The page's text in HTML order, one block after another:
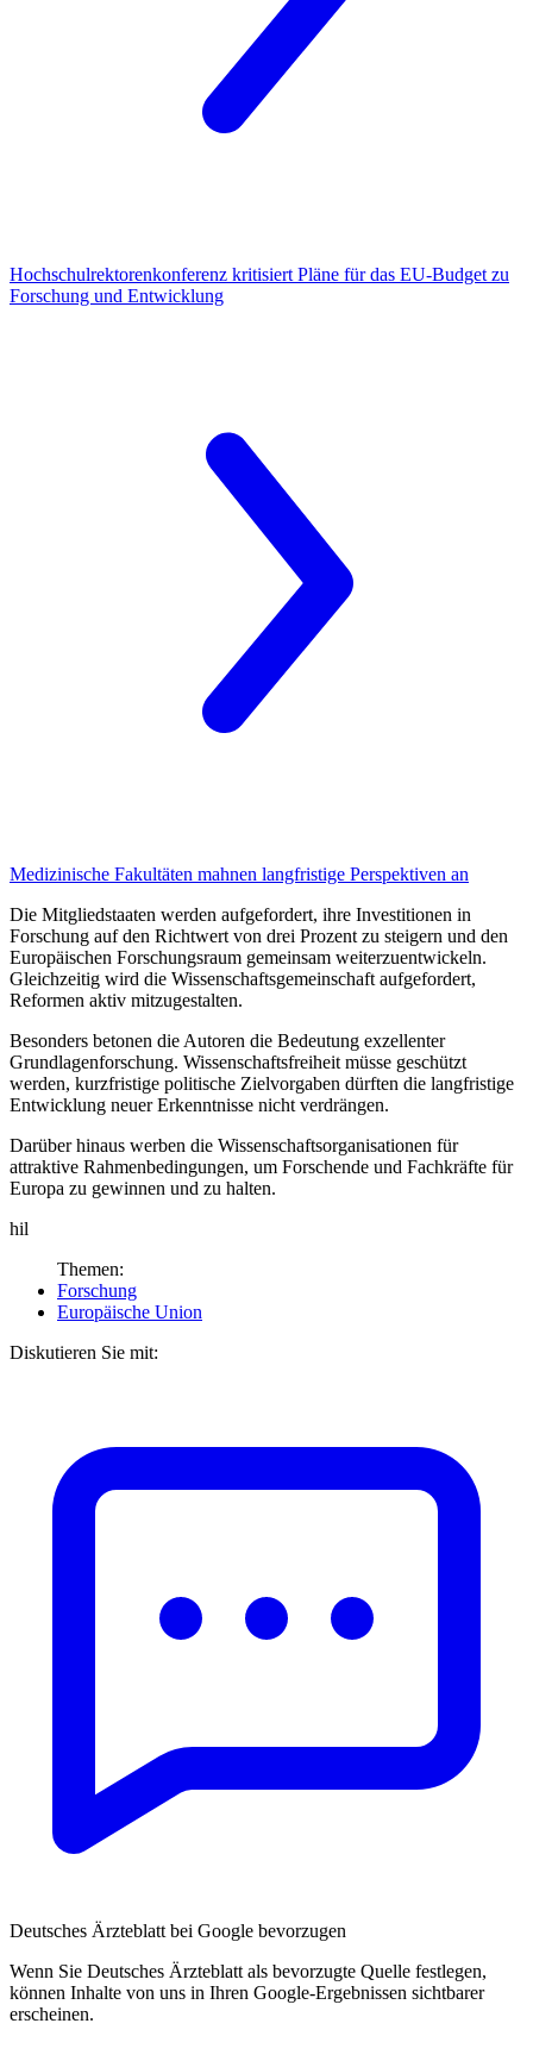
Hochschulrektorenkonferenz kritisiert Pläne für das EU-Budget zu
Forschung und Entwicklung
Medizinische Fakultäten mahnen langfristige Perspektiven an
Die Mitgliedstaaten werden aufgefordert, ihre Investitionen in
Forschung auf den Richtwert von drei Prozent zu steigern und den
Europäischen Forschungsraum gemeinsam weiterzuentwickeln.
Gleichzeitig wird die Wissenschaftsgemeinschaft aufgefordert,
Reformen aktiv mitzugestalten.
Besonders betonen die Autoren die Bedeutung exzellenter
Grundlagenforschung. Wissenschaftsfreiheit müsse geschützt
werden, kurzfristige politische Zielvorgaben dürften die langfristige
Entwicklung neuer Erkenntnisse nicht verdrängen.
Darüber hinaus werben die Wissenschaftsorganisationen für
attraktive Rahmenbedingungen, um Forschende und Fachkräfte für
Europa zu gewinnen und zu halten.
hil
Themen:
Forschung
Europäische Union
Diskutieren Sie mit:
Deutsches Ärzteblatt bei Google bevorzugen
Wenn Sie Deutsches Ärzteblatt als bevorzugte Quelle festlegen,
können Inhalte von uns in Ihren Google-Ergebnissen sichtbarer
erscheinen.